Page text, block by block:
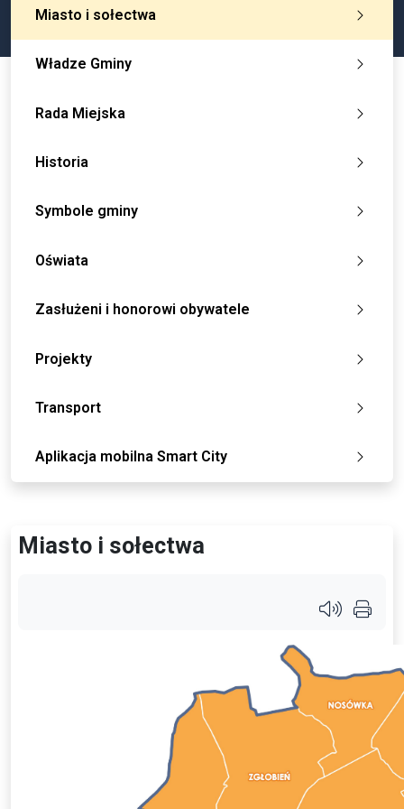
Miasto i sołectwa
Władze Gminy
Rada Miejska
Historia
Symbole gminy
Oświata
Zasłużeni i honorowi obywatele
Projekty
Transport
Aplikacja mobilna Smart City
Miasto i sołectwa
Przycisk